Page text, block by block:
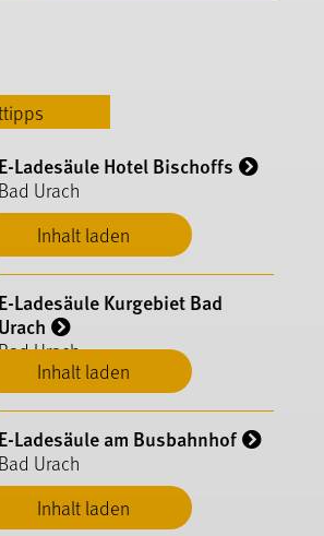
Inhalt laden
E-Ladesäule Hotel Bischoffs
Bad Urach
Inhalt laden
E-Ladesäule Kurgebiet Bad
Urach
Urach
Inhalt laden
E-Ladesäule am Busbahnhof
Bad Urach